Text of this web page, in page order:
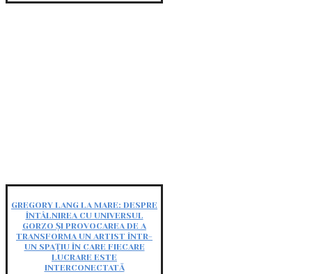
GREGORY LANG LA MARE: DESPRE
ÎNTÂLNIREA CU UNIVERSUL
GORZO ȘI PROVOCAREA DE A
TRANSFORMA UN ARTIST ÎNTR-
UN SPAȚIU ÎN CARE FIECARE
LUCRARE ESTE
INTERCONECTATĂ